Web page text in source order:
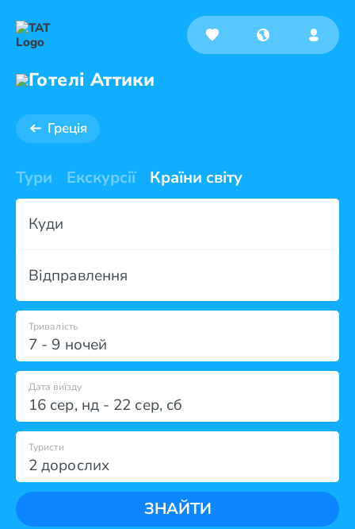
Готелі Аттики
Греція
Тури Екскурсії Країни світу
Куди
Відправлення
7 - 9 ночей
Тривалість
Дата виїзду
16 сер, нд- 22 сер, сб
2 дорослих
Туристи
ЗНАЙТИ